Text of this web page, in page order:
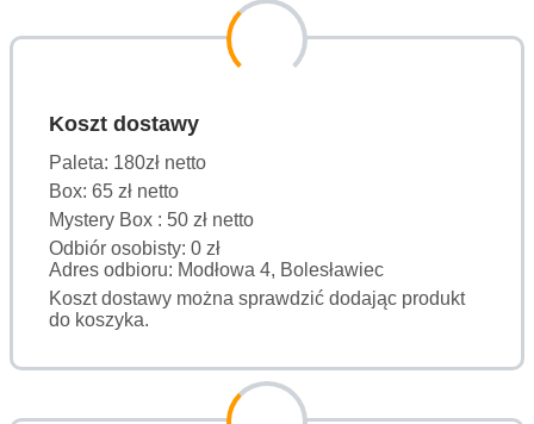
Koszt dostawy
Paleta: 180zł netto
Box: 65 zł netto
Mystery Box : 50 zł netto
Odbiór osobisty: 0 zł
Adres odbioru: Modłowa 4, Bolesławiec
Koszt dostawy można sprawdzić dodając produkt
do koszyka.